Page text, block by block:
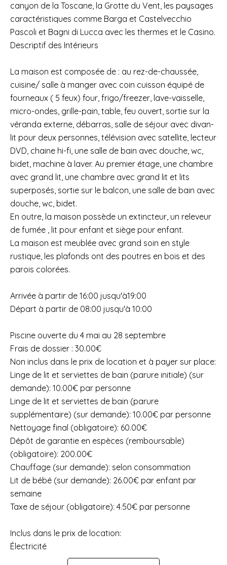
canyon de la Toscane, la Grotte du Vent, les paysages
caractéristiques comme Barga et Castelvecchio
Pascoli et Bagni di Lucca avec les thermes et le Casino.
Descriptif des Intérieurs
La maison est composée de : au rez-de-chaussée,
cuisine/ salle à manger avec coin cuisson équipé de
fourneaux ( 5 feux) four, frigo/freezer, lave-vaisselle,
micro-ondes, grille-pain, table, feu ouvert, sortie sur la
véranda externe, débarras, salle de séjour avec divan-
lit pour deux personnes, télévision avec satellite, lecteur
DVD, chaine hi-fi, une salle de bain avec douche, wc,
bidet, machine à laver. Au premier étage, une chambre
avec grand lit, une chambre avec grand lit et lits
superposés, sortie sur le balcon, une salle de bain avec
douche, wc, bidet.
En outre, la maison possède un extincteur, un releveur
de fumée , lit pour enfant et siège pour enfant.
La maison est meublée avec grand soin en style
rustique, les plafonds ont des poutres en bois et des
parois colorées.
Arrivée à partir de 16:00 jusqu'à19:00
Départ à partir de 08:00 jusqu'à 10:00
Piscine ouverte du 4 mai au 28 septembre
Frais de dossier : 30.00€
Non inclus dans le prix de location et à payer sur place:
Linge de lit et serviettes de bain (parure initiale) (sur
demande): 10.00€ par personne
Linge de lit et serviettes de bain (parure
supplémentaire) (sur demande): 10.00€ par personne
Nettoyage final (obligatoire): 60.00€
Dépôt de garantie en espèces (remboursable)
(obligatoire): 200.00€
Chauffage (sur demande): selon consommation
Lit de bébé (sur demande): 26.00€ par enfant par
semaine
Taxe de séjour (obligatoire): 4.50€ par personne
Inclus dans le prix de location:
Électricité